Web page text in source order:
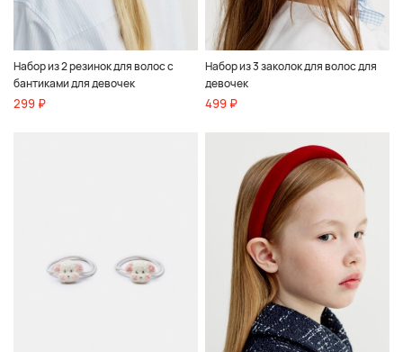
Набор из 2 резинок для волос с
бантиками для девочек
299 ₽
Набор из 3 заколок для волос для
девочек
499 ₽